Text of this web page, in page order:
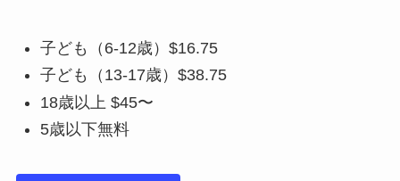
子ども（6-12歳）$16.75
子ども（13-17歳）$38.75
18歳以上 $45〜
5歳以下無料